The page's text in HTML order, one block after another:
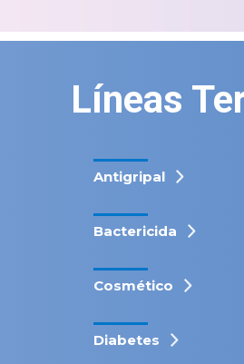
Líneas
Antigripal
Bactericida
Cosmético
Diabetes